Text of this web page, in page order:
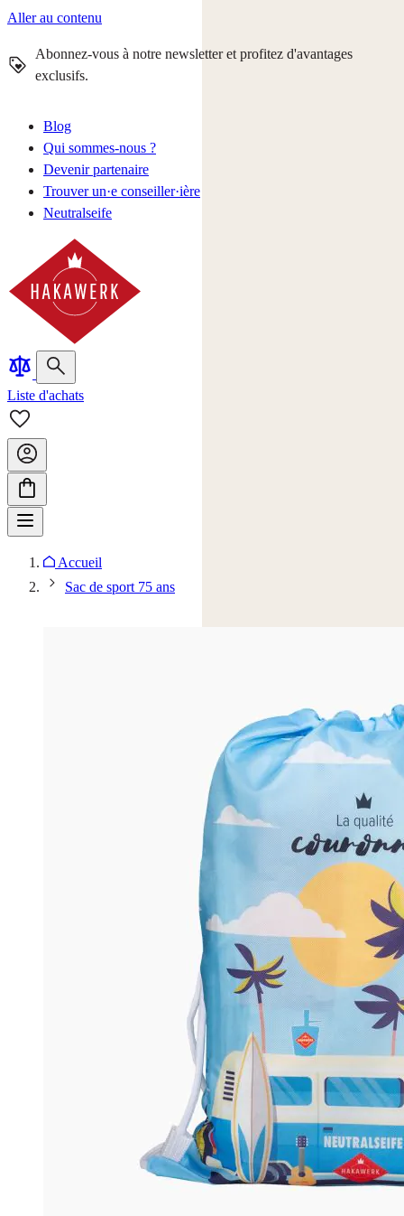
Aller au contenu
Abonnez-vous à notre newsletter et profitez d'avantages
exclusifs.
Blog
Qui sommes-nous ?
Devenir partenaire
Trouver un·e conseiller·ière
Neutralseife
Liste d'achats
Accueil
Sac de sport 75 ans